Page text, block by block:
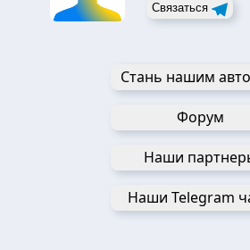
Связаться
Стань нашим
Форум
Наши
Наши Telegram